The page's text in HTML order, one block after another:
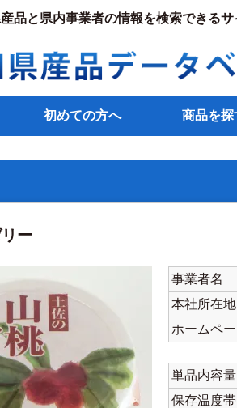
品と県内事業者の情報を検索できるサ
初めての方へ 商品を探
ー
事業者名
本社所在地
ホームペ
単品内容量
保存温度帯